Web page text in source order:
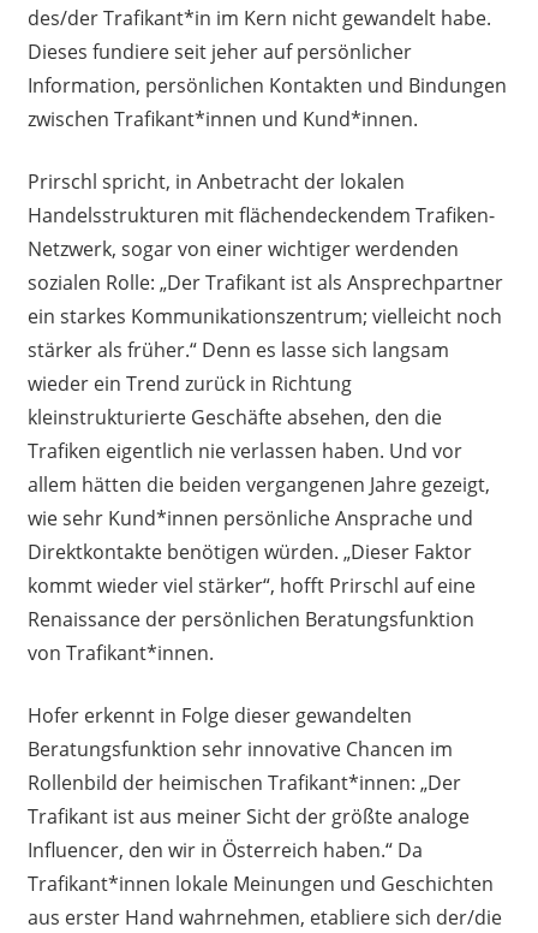
des/der Trafikant*in im Kern nicht gewandelt habe.
Dieses fundiere seit jeher auf persönlicher
Information, persönlichen Kontakten und Bindungen
zwischen Trafikant*innen und Kund*innen.
Prirschl spricht, in Anbetracht der lokalen
Handelsstrukturen mit flächendeckendem Trafiken-
Netzwerk, sogar von einer wichtiger werdenden
sozialen Rolle: „Der Trafikant ist als Ansprechpartner
ein starkes Kommunikationszentrum; vielleicht noch
stärker als früher.“ Denn es lasse sich langsam
wieder ein Trend zurück in Richtung
kleinstrukturierte Geschäfte absehen, den die
Trafiken eigentlich nie verlassen haben. Und vor
allem hätten die beiden vergangenen Jahre gezeigt,
wie sehr Kund*innen persönliche Ansprache und
Direktkontakte benötigen würden. „Dieser Faktor
kommt wieder viel stärker“, hofft Prirschl auf eine
Renaissance der persönlichen Beratungsfunktion
von Trafikant*innen.
Hofer erkennt in Folge dieser gewandelten
Beratungsfunktion sehr innovative Chancen im
Rollenbild der heimischen Trafikant*innen: „Der
Trafikant ist aus meiner Sicht der größte analoge
Influencer, den wir in Österreich haben.“ Da
Trafikant*innen lokale Meinungen und Geschichten
aus erster Hand wahrnehmen, etabliere sich der/die